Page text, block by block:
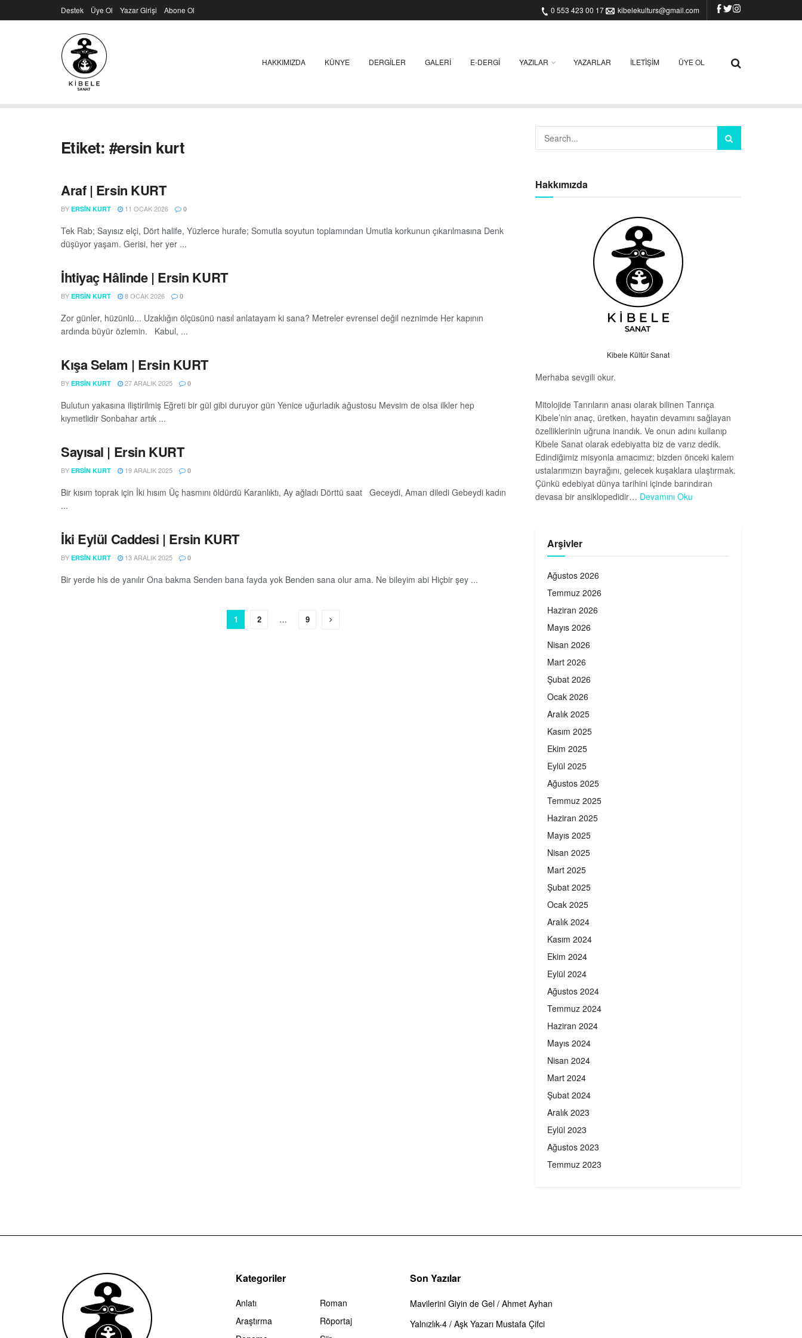
Destek Üye Ol Yazar Girişi Abone Ol 0 553 423 00 17 kibelekulturs@gmail.com
HAKKIMIZDA KÜNYE DERGILER GALERI E-DERGI YAZILAR YAZARLAR İLETIŞIM ÜYE OL
Etiket: #ersin kurt
Araf | Ersin KURT
BY ERSIN KURT 11 OCAK 2026 0
Tek Rab; Sayısız elçi, Dört halife, Yüzlerce hurafe; Somutla soyutun toplamından Umutla korkunun çıkarılmasına Denk
düşüyor yaşam. Gerisi, her yer ...
İhtiyaç Hâlinde | Ersin KURT
BY ERSIN KURT 8 OCAK 2026 0
Zor günler, hüzünlü... Uzaklığın ölçüsünü nasıl anlatayam ki sana? Metreler evrensel değil neznimde Her kapının
ardında büyür özlemin. Kabul, ...
Kışa Selam | Ersin KURT
BY ERSIN KURT 27 ARALIK 2025 0
Bulutun yakasına iliştirilmiş Eğreti bir gül gibi duruyor gün Yenice uğurladık ağustosu Mevsim de olsa ilkler hep
kıymetlidir Sonbahar artık ...
Sayısal | Ersin KURT
BY ERSIN KURT 19 ARALIK 2025 0
Bir kısım toprak için İki hısım Üç hasmını öldürdü Karanlıktı, Ay ağladı Dörttü saat Geceydi, Aman diledi Gebeydi kadın
...
İki Eylül Caddesi | Ersin KURT
BY ERSIN KURT 13 ARALIK 2025 0
Bir yerde his de yanılır Ona bakma Senden bana fayda yok Benden sana olur ama. Ne bileyim abi Hiçbir şey ...
1 2 … 9
Hakkımızda
Kibele Kültür Sanat
Merhaba sevgili okur.
Mitolojide Tanrıların anası olarak bilinen Tanrıça
Kibele’nin anaç, üretken, hayatın devamını sağlayan
özelliklerinin uğruna inandık. Ve onun adını kullanıp
Kibele Sanat olarak edebiyatta biz de varız dedik.
Edindiğimiz misyonla amacımız; bizden önceki kalem
ustalarımızın bayrağını, gelecek kuşaklara ulaştırmak.
Çünkü edebiyat dünya tarihini içinde barındıran
devasa bir ansiklopedidir… Devamını Oku
Arşivler
Ağustos 2026
Temmuz 2026
Haziran 2026
Mayıs 2026
Nisan 2026
Mart 2026
Şubat 2026
Ocak 2026
Aralık 2025
Kasım 2025
Ekim 2025
Eylül 2025
Ağustos 2025
Temmuz 2025
Haziran 2025
Mayıs 2025
Nisan 2025
Mart 2025
Şubat 2025
Ocak 2025
Aralık 2024
Kasım 2024
Ekim 2024
Eylül 2024
Ağustos 2024
Temmuz 2024
Haziran 2024
Mayıs 2024
Nisan 2024
Mart 2024
Şubat 2024
Aralık 2023
Eylül 2023
Ağustos 2023
Temmuz 2023
Kategoriler
Anlatı
Araştırma
Roman
Röportaj
Son Yazılar
Mavilerini Giyin de Gel / Ahmet Ayhan
Yalnızlık-4 / Aşk Yazarı Mustafa Çifci